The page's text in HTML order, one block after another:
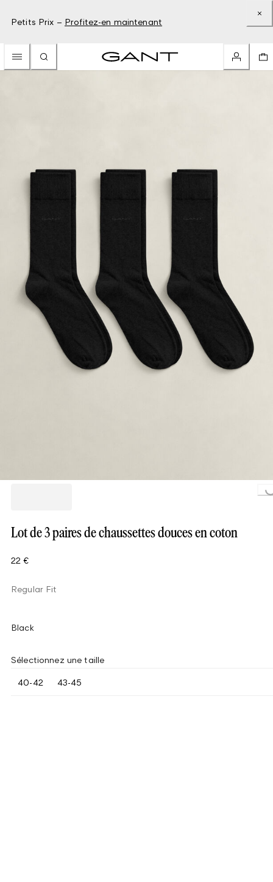
Petits Prix – Profitez-en maintenant
Lot de 3 paires de chaussettes douces en coton
22 €
Regular Fit
Black
Sélectionnez une taille
40-42 43-45